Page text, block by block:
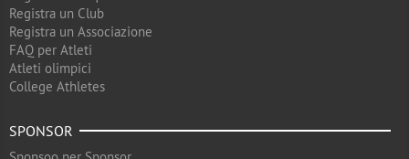
Registra un Club
Registra un Associazione
FAQ per Atleti
Atleti olimpici
College Athletes
SPONSOR